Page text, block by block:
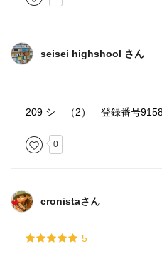
と、投票を義務化したり、
があるせいか、
投票率は80％くらいになるそ
投票率100%までいっちゃう
政治に対して熱を帯びた情勢
いたりするような。
考えもしました。
ただやはり、日本では、「
seisei highshool さん
209 シ （2） 登録番号
0
cronistaさん
5